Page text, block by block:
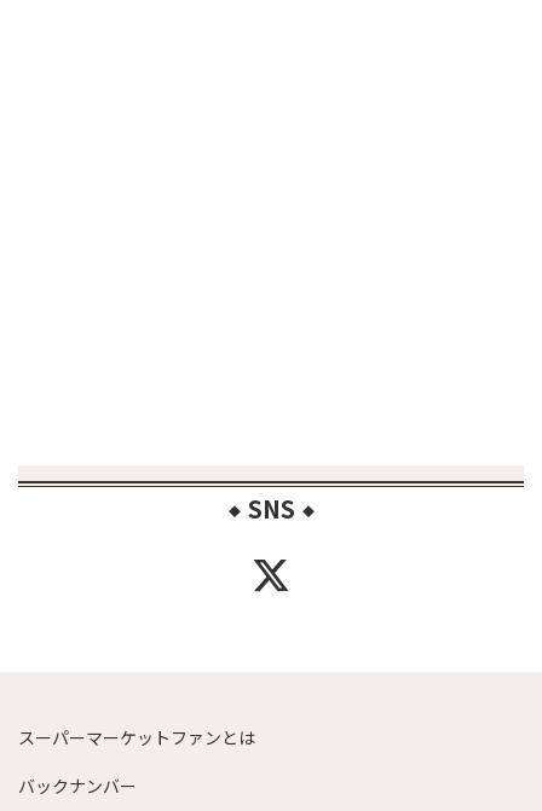
◆ SNS ◆
スーパーマーケットファンとは
バックナンバー